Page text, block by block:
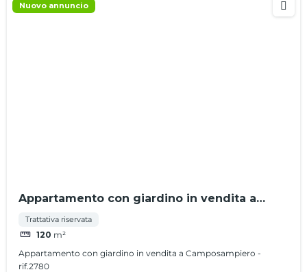
Nuovo annuncio
Appartamento con giardino in vendita a
Camposampiero – rif.2780
Trattativa riservata
120 m²
Appartamento con giardino in vendita a Camposampiero -
rif.2780